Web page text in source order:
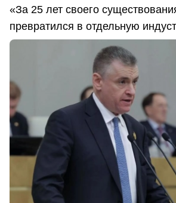
«За 25 лет своего
превратился в отдельную